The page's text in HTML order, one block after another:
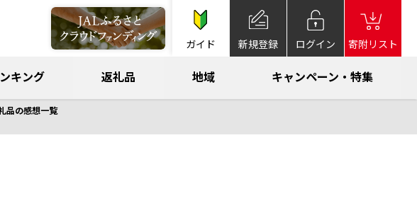
ガイド 新規登録 ログイン 寄附リスト
キング 返礼品 地域 キャンペーン・特集
品の感想一覧